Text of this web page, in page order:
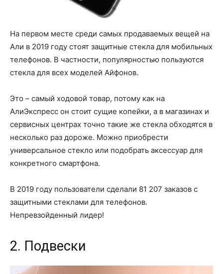
На первом месте среди самых продаваемых вещей на
Али в 2019 году стоят защитные стекла для мобильных
телефонов. В частности, популярностью пользуются
стекла для всех моделей Айфонов.
Это – самый ходовой товар, потому как на
АлиЭкспресс он стоит сущие копейки, а в магазинах и
сервисных центрах точно такие же стекла обходятся в
несколько раз дороже. Можно приобрести
универсальное стекло или подобрать аксессуар для
конкретного смартфона.
В 2019 году пользователи сделали 81 207 заказов с
защитными стеклами для телефонов.
Непревзойденный лидер!
2. Подвески